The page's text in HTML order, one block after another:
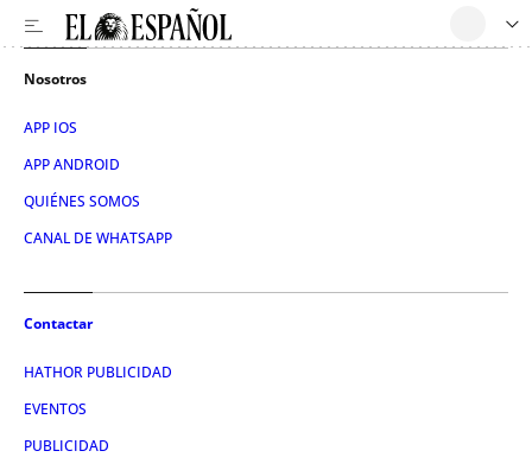
Nosotros
APP IOS
APP ANDROID
QUIÉNES SOMOS
CANAL DE WHATSAPP
Contactar
HATHOR PUBLICIDAD
EVENTOS
PUBLICIDAD